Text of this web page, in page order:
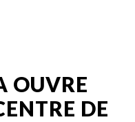
OUVRE
DE